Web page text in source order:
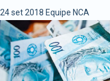
24 set 2018 Equipe NCA